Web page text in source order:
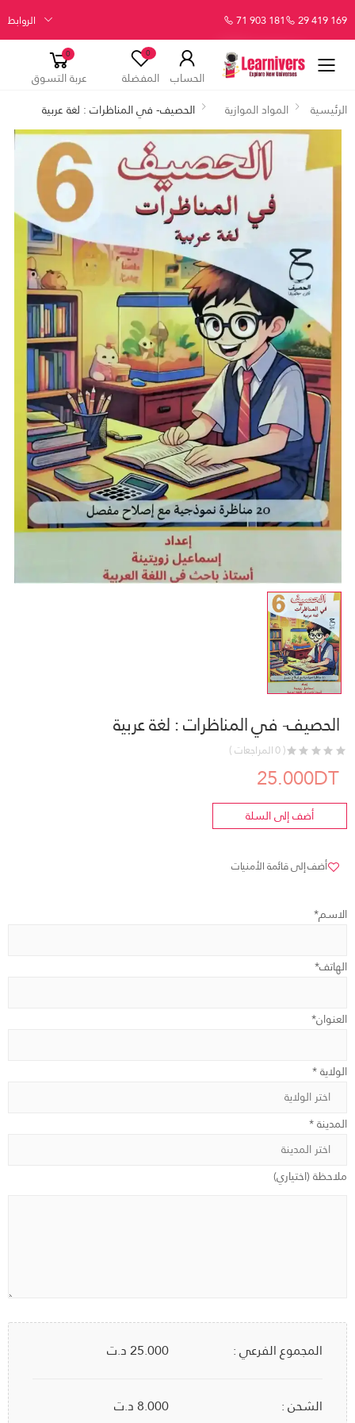
29 419 169
71 903 181 الروابط
الحساب
0
المفضلة
0
عربة التسوق
الرئيسية
المواد الموازية الحصيف- في المناظرات : لغة عربية
الحصيف- في المناظرات : لغة عربية
( 0 المراجعات )
25.000DT
أضف إلى السلة
أضف إلى قائمة الأمنيات
الاسم*
الهاتف*
العنوان*
الولاية *
المدينة *
ملاحظة (اختياري)
المجموع الفرعي : 25.000د.ت
الشحن : 8.000 د.ت